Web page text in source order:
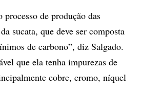
de produção das
sucata, que deve ser composta
de carbono”, diz Salgado.
que ela tenha impurezas de
cobre, cromo, níquel